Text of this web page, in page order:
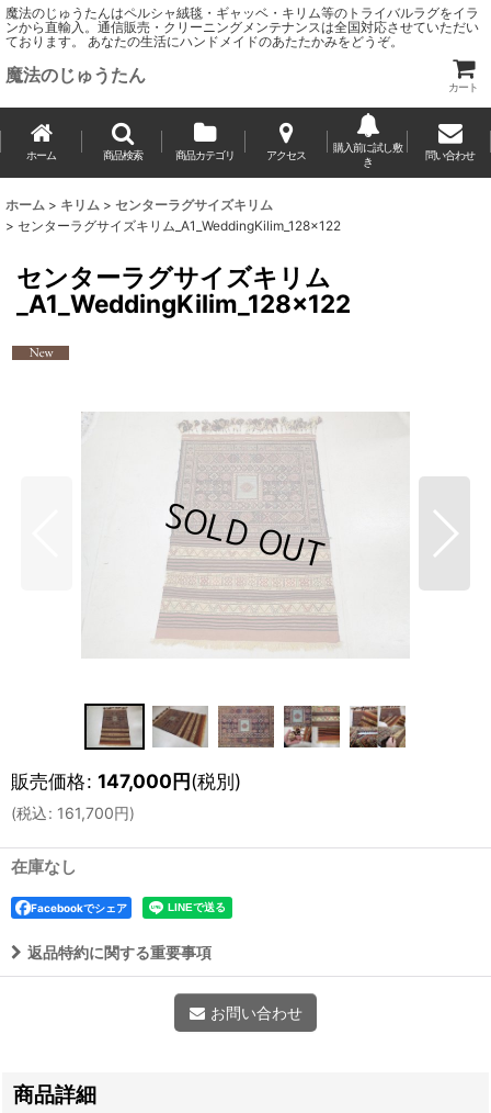
魔法のじゅうたんはペルシャ絨毯・ギャッベ・キリム等のトライバルラグをイラ
ンから直輸入。通信販売・クリーニングメンテナンスは全国対応させていただい
ております。 あなたの生活にハンドメイドのあたたかみをどうぞ。
魔法のじゅうたん
カート
ホーム 商品検索 商品カテゴリ アクセス
購入前に試し敷
き
問い合わせ
ホーム > キリム > センターラグサイズキリム
> センターラグサイズキリム_A1_WeddingKilim_128x122
センターラグサイズキリム
_A1_WeddingKilim_128x122
販売価格: 147,000円(税別)
(税込: 161,700円)
在庫なし
Facebookでシェア
返品特約に関する重要事項
お問い合わせ
商品詳細